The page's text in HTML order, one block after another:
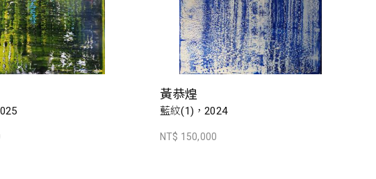
黃恭煌
藍紋(1)，2024
NT$ 150,000